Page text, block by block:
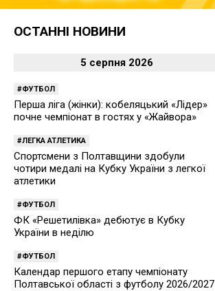
ОСТАННІ НОВИНИ
5 серпня 2026
ФУТБОЛ
Перша ліга (жінки): кобеляцький «Лідер»
почне чемпіонат в гостях у «Жайвора»
ЛЕГКА АТЛЕТИКА
Спортсмени з Полтавщини здобули
чотири медалі на Кубку України з легкої
атлетики
ФУТБОЛ
ФК «Решетилівка» дебютує в Кубку
України в неділю
ФУТБОЛ
Календар першого етапу чемпіонату
Полтавської області з футболу 2026/2027